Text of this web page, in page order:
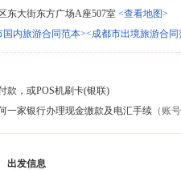
东大街东方广场A座507室 <查看地图>
国内旅游合同范本><成都市出境旅游合同
款，或POS机刷卡(银联)
一家银行办理现金缴款及电汇手续（账
出发信息